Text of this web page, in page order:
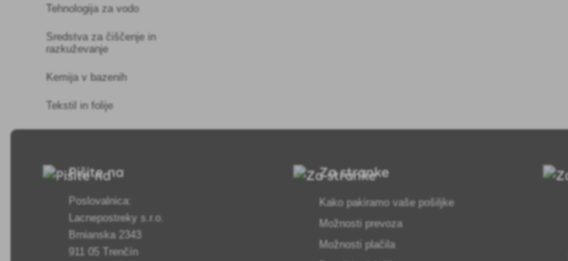
Tehnologija za vodo
Sredstva za čiščenje in
razkuževanje
Kemija v bazenih
Tekstil in folije
Pišite na
Poslovalnica:
Lacnepostreky s.r.o.
Brnianska 2343
911 05 Trenčín
Za stranke
Kako pakiramo vaše pošiljke
Možnosti prevoza
Možnosti plačila